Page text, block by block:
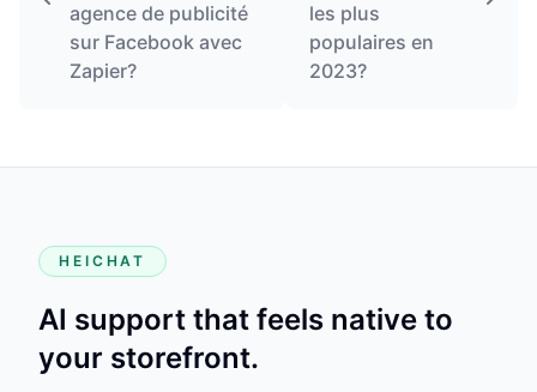
agence de publicité
sur Facebook avec
Zapier?
les plus
populaires en
2023?
HEICHAT
AI support that feels native to
your storefront.